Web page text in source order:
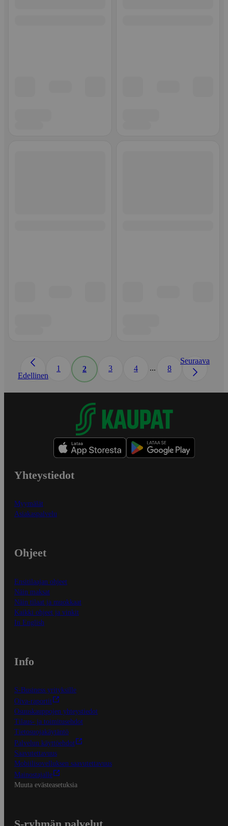
Edellinen
1 2 3 4 ... 8
Seuraava
Yhteystiedot
Myymälät
Asiakaspalvelu
Ohjeet
Ensitilaajan ohjeet
Näin maksat
Näin tilaat ja muokkaat
Kaikki ohjeet ja vinkit
In English
Info
S-Business yrityksille
Oiva-raportit
Osuuskauppojen yhteystiedot
Tilaus- ja toimitusehdot
Tietosuojakäytäntö
Palvelun käyttöehdot
Saavutettavuus
Mobiilisovelluksen saavutettavuus
Mainostajalle
Muuta evästeasetuksia